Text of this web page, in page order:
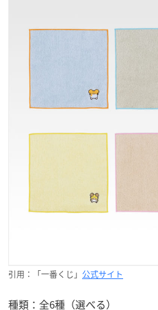
引用：「一番くじ」 公式サイト
種類：全6種（選べる）